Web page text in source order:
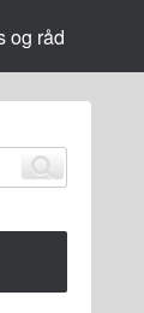
og råd